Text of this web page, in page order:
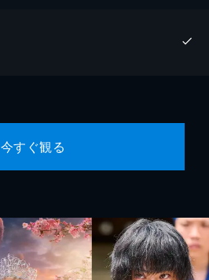
今すぐ観る